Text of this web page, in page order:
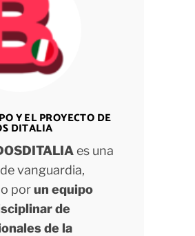
Y EL PROYECTO DE
DITALIA
es una
vanguardia,
porun equipo
de
de la